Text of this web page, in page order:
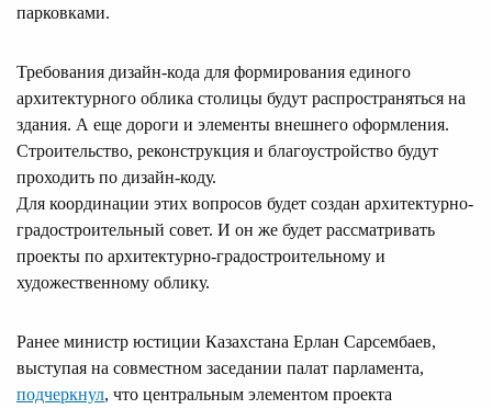
парковками.
Требования дизайн-кода для формирования единого
архитектурного облика столицы будут распространяться на
здания. А еще дороги и элементы внешнего оформления.
Строительство, реконструкция и благоустройство будут
проходить по дизайн-коду.
Для координации этих вопросов будет создан архитектурно-
градостроительный совет. И он же будет рассматривать
проекты по архитектурно-градостроительному и
художественному облику.
Ранее министр юстиции Казахстана Ерлан Сарсембаев,
выступая на совместном заседании палат парламента,
подчеркнул, что центральным элементом проекта